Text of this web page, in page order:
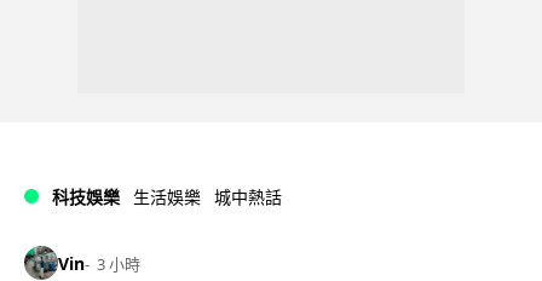
科技娛樂 生活娛樂 城中熱話
Vin 3 小時